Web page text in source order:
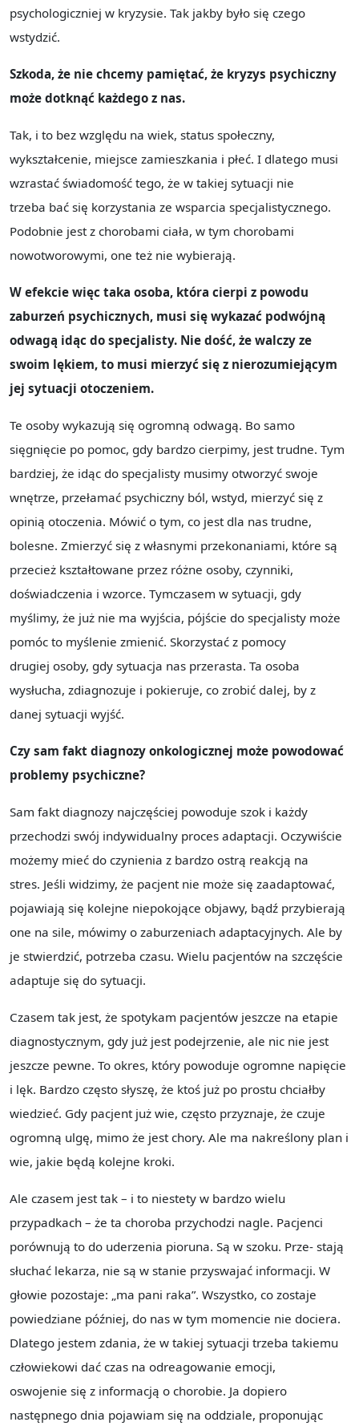
psychologiczniej w kryzysie. Tak jakby było się czego
wstydzić.
Szkoda, że nie chcemy pamiętać, że kryzys psychiczny
może dotknąć każdego z nas.
Tak, i to bez względu na wiek, status społeczny,
wykształcenie, miejsce zamieszkania i płeć. I dlatego musi
wzrastać świadomość tego, że w takiej sytuacji nie
trzeba bać się korzystania ze wsparcia specjalistycznego.
Podobnie jest z chorobami ciała, w tym chorobami
nowotworowymi, one też nie wybierają.
W efekcie więc taka osoba, która cierpi z powodu
zaburzeń psychicznych, musi się wykazać podwójną
odwagą idąc do specjalisty. Nie dość, że walczy ze
swoim lękiem, to musi mierzyć się z nierozumiejącym
jej sytuacji otoczeniem.
Te osoby wykazują się ogromną odwagą. Bo samo
sięgnięcie po pomoc, gdy bardzo cierpimy, jest trudne. Tym
bardziej, że idąc do specjalisty musimy otworzyć swoje
wnętrze, przełamać psychiczny ból, wstyd, mierzyć się z
opinią otoczenia. Mówić o tym, co jest dla nas trudne,
bolesne. Zmierzyć się z własnymi przekonaniami, które są
przecież kształtowane przez różne osoby, czynniki,
doświadczenia i wzorce. Tymczasem w sytuacji, gdy
myślimy, że już nie ma wyjścia, pójście do specjalisty może
pomóc to myślenie zmienić. Skorzystać z pomocy
drugiej osoby, gdy sytuacja nas przerasta. Ta osoba
wysłucha, zdiagnozuje i pokieruje, co zrobić dalej, by z
danej sytuacji wyjść.
Czy sam fakt diagnozy onkologicznej może powodować
problemy psychiczne?
Sam fakt diagnozy najczęściej powoduje szok i każdy
przechodzi swój indywidualny proces adaptacji. Oczywiście
możemy mieć do czynienia z bardzo ostrą reakcją na
stres. Jeśli widzimy, że pacjent nie może się zaadaptować,
pojawiają się kolejne niepokojące objawy, bądź przybierają
one na sile, mówimy o zaburzeniach adaptacyjnych. Ale by
je stwierdzić, potrzeba czasu. Wielu pacjentów na szczęście
adaptuje się do sytuacji.
Czasem tak jest, że spotykam pacjentów jeszcze na etapie
diagnostycznym, gdy już jest podejrzenie, ale nic nie jest
jeszcze pewne. To okres, który powoduje ogromne napięcie
i lęk. Bardzo często słyszę, że ktoś już po prostu chciałby
wiedzieć. Gdy pacjent już wie, często przyznaje, że czuje
ogromną ulgę, mimo że jest chory. Ale ma nakreślony plan i
wie, jakie będą kolejne kroki.
Ale czasem jest tak – i to niestety w bardzo wielu
przypadkach – że ta choroba przychodzi nagle. Pacjenci
porównują to do uderzenia pioruna. Są w szoku. Prze- stają
słuchać lekarza, nie są w stanie przyswajać informacji. W
głowie pozostaje: „ma pani raka”. Wszystko, co zostaje
powiedziane później, do nas w tym momencie nie dociera.
Dlatego jestem zdania, że w takiej sytuacji trzeba takiemu
człowiekowi dać czas na odreagowanie emocji,
oswojenie się z informacją o chorobie. Ja dopiero
następnego dnia pojawiam się na oddziale, proponując